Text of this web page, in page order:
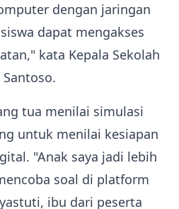
dengan jaringan
dapat mengakses
kata Kepala Sekolah
tua menilai simulasi
untuk menilai kesiapan
"Anak saya jadi lebih
soal di platform
ibu dari peserta